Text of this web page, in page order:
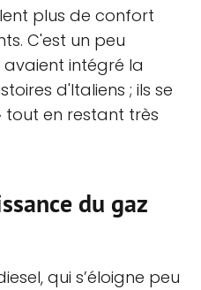
plus de confort
C'est un peu
intégré la
d'Italiens ; ils se
tout en restant très
du gaz
qui s’éloigne peu